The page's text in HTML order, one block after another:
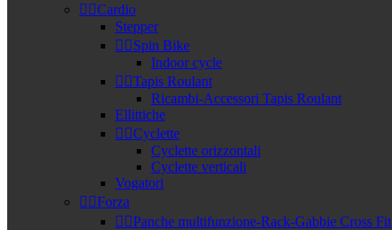
 Cardio
Stepper
 Spin Bike
Indoor cycle
 Tapis Roulant
Ricambi-Accessori Tapis Roulant
Ellittiche
 Cyclette
Cyclette orizzontali
Cyclette verticali
Vogatori
 Forza
 Panche multifunzione-Rack-Gabbie Cross Fit